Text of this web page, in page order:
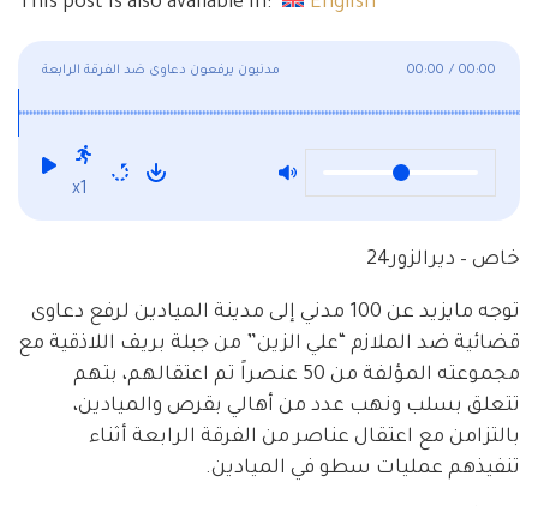
مدنيون يرفعون دعاوى ضد الفرقة الرابعة 00:00 / 00:00
x1
خاص – ديرالزور24
توجه مايزيد عن 100 مدني إلى مدينة الميادين لرفع دعاوى
قضائية ضد الملازم “علي الزين” من جبلة بريف اللاذقية مع
مجموعته المؤلفة من 50 عنصراً تم اعتقالهم، بتهم
تتعلق بسلب ونهب عدد من أهالي بقرص والميادين،
بالتزامن مع اعتقال عناصر من الفرقة الرابعة أثناء
تنفيذهم عمليات سطو في الميادين.